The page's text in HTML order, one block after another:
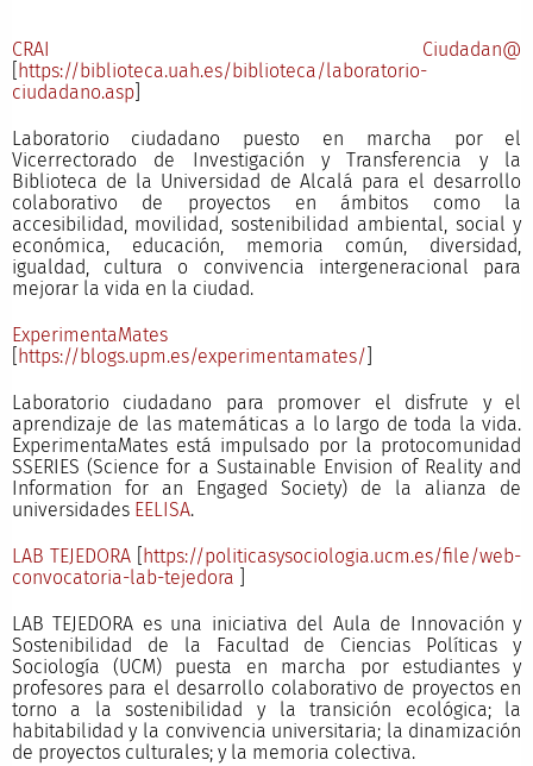
CRAI Ciudadan@
https://biblioteca.uah.es/biblioteca/laboratorio-
ciudadano.asp]
Laboratorio ciudadano puesto en marcha por el
Vicerrectorado de Investigación y Transferencia y la
Biblioteca de la Universidad de Alcalá para el desarrollo
colaborativo de proyectos en ámbitos como la
accesibilidad, movilidad, sostenibilidad ambiental, social y
económica, educación, memoria común, diversidad,
igualdad, cultura o convivencia intergeneracional para
mejorar la vida en la ciudad.
ExperimentaMates
https://blogs.upm.es/experimentamates/
Laboratorio ciudadano para promover el disfrute y el
aprendizaje de las matemáticas a lo largo de toda la vida.
ExperimentaMates está impulsado por la protocomunidad
SSERIES (Science for a Sustainable Envision of Reality and
Information for an Engaged Society) de la alianza de
universidades EELISA.
LAB TEJEDORA
https://politicasysociologia.ucm.es/file/web-
convocatoria-lab-tejedora
LAB TEJEDORA es una iniciativa del Aula de Innovación y
Sostenibilidad de la Facultad de Ciencias Políticas y
Sociología (UCM) puesta en marcha por estudiantes y
profesores para el desarrollo colaborativo de proyectos en
torno a la sostenibilidad y la transición ecológica; la
habitabilidad y la convivencia universitaria; la dinamización
de proyectos culturales; y la memoria colectiva.